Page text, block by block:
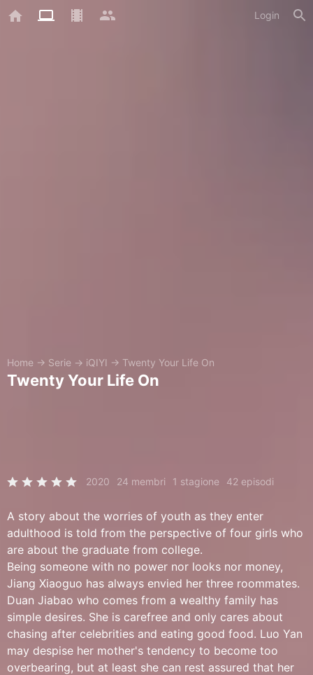
Login
Home → Serie → iQIYI → Twenty Your Life On
Twenty Your Life On
2020 24 membri 1 stagione 42 episodi
A story about the worries of youth as they enter
adulthood is told from the perspective of four girls who
are about the graduate from college.
Being someone with no power nor looks nor money,
Jiang Xiaoguo has always envied her three roommates.
Duan Jiabao who comes from a wealthy family has
simple desires. She is carefree and only cares about
chasing after celebrities and eating good food. Luo Yan
may despise her mother's tendency to become too
overbearing, but at least she can rest assured that her